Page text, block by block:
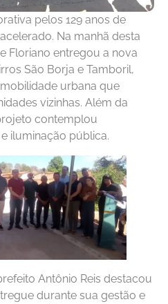
pelos 129 anos de
Na manhã desta
Floriano entregou a nova
São Borja e Tamboril,
urbana que
vizinhas. Além da
contemplou
iluminação pública.
Antônio Reis destacou
durante sua gestão e